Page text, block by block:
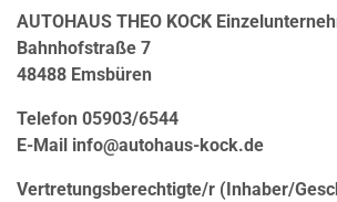
AUTOHAUS THEO KOCK
Bahnhofstraße 7
48488 Emsbüren
Telefon 05903/6544
E-Mail info@autohaus-kock.de
Vertretungsberechtigte/r (Inhaber/